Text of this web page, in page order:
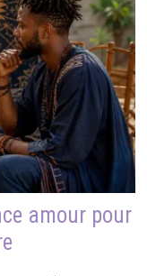
amour pour